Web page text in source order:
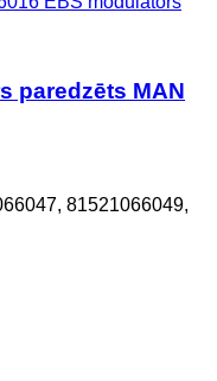
paredzēts MAN
81521066049,